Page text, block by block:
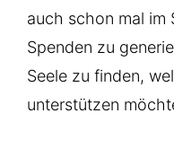
auch schon mal im
Spenden zu
Seele zu finden,
unterstützen